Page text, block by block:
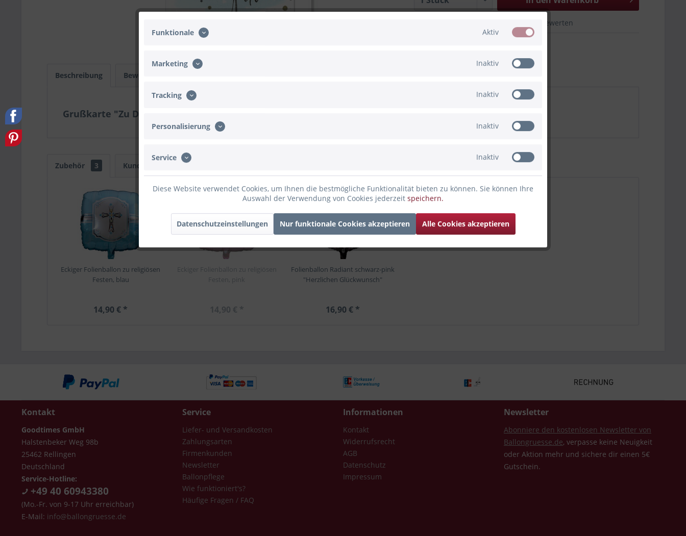
Bewerten
Beschreibung Bewertungen
Grußkarte "Zu Deiner Konfirmation ganz Herzliche Glückwünsche"
Zubehör 3 Kunden haben sich ebenfalls angesehen
Eckiger Folienballon zu religiösen
Festen, blau
14,90 € *
Eckiger Folienballon zu religiösen
Festen, pink
14,90 € *
Folienballon Radiant schwarz-pink
"Herzlichen Glückwunsch"
16,90 € *
Kontakt
Goodtimes GmbH
Halstenbeker Weg 98b
25462 Rellingen
Deutschland
Service-Hotline:
+49 40 60943380
(Mo.-Fr. von 9-17 Uhr erreichbar)
E-Mail: info@ballongruesse.de
Service
Liefer- und Versandkosten
Zahlungsarten
Firmenkunden
Newsletter
Ballonpflege
Wie funktioniert's?
Häufige Fragen / FAQ
Informationen
Kontakt
Widerrufsrecht
AGB
Datenschutz
Impressum
Newsletter
Abonniere den kostenlosen Newsletter von
Ballongruesse.de, verpasse keine Neuigkeit
oder Aktion mehr und sichere dir einen 5€
Gutschein.
Funktionale Aktiv
Marketing Inaktiv
Tracking Inaktiv
Personalisierung Inaktiv
Service Inaktiv
Diese Website verwendet Cookies, um Ihnen die bestmögliche Funktionalität bieten zu können. Sie können Ihre
Auswahl der Verwendung von Cookies jederzeit speichern.
Datenschutzeinstellungen Nur funktionale Cookies akzeptieren Alle Cookies akzeptieren